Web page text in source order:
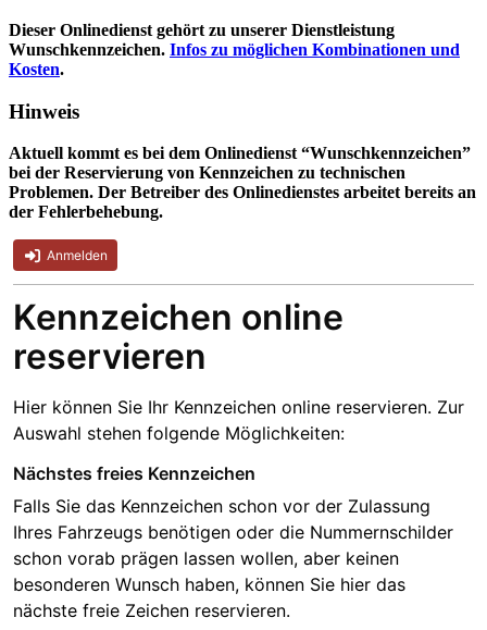
Dieser Onlinedienst gehört zu unserer Dienstleistung
Wunschkennzeichen. Infos zu möglichen Kombinationen und
Kosten.
Hinweis
Aktuell kommt es bei dem Onlinedienst “Wunschkennzeichen”
bei der Reservierung von Kennzeichen zu technischen
Problemen. Der Betreiber des Onlinedienstes arbeitet bereits an
der Fehlerbehebung.